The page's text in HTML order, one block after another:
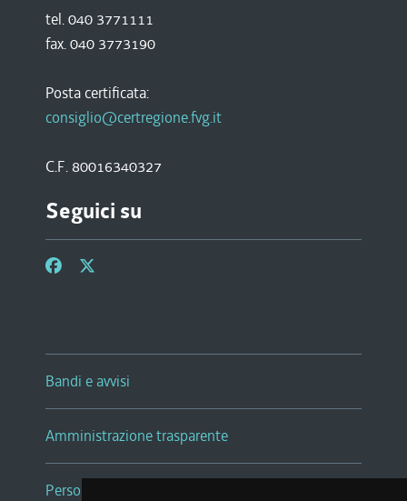
tel. 040 3771111
fax. 040 3773190
Posta certificata:
consiglio@certregione.fvg.it
C.F. 80016340327
Seguici su
Bandi e avvisi
Amministrazione trasparente
Persone e Uffici